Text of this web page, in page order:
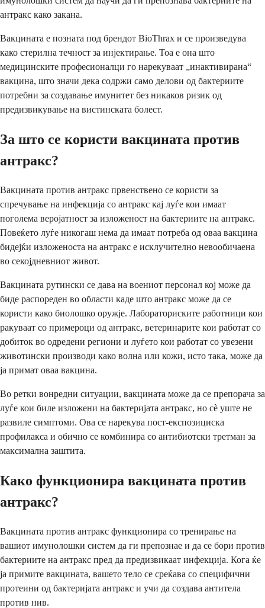
антракс како закана.
Вакцината е позната под брендот BioThrax и се произведува
како стерилна течност за инјектирање. Тоа е она што
медицинските професионалци го нарекуваат „инактивирана“
вакцина, што значи дека содржи само делови од бактериите
потребни за создавање имунитет без никаков ризик од
предизвикување на вистинската болест.
За што се користи вакцината против
антракс?
Вакцината против антракс првенствено се користи за
спречување на инфекција со антракс кај луѓе кои имаат
поголема веројатност за изложеност на бактериите на антракс.
Повеќето луѓе никогаш нема да имаат потреба од оваа вакцина
бидејќи изложеноста на антракс е исклучително невообичаена
во секојдневниот живот.
Вакцината рутински се дава на воениот персонал кој може да
биде распореден во области каде што антракс може да се
користи како биолошко оружје. Лабораториските работници кои
ракуваат со примероци од антракс, ветеринарите кои работат со
добиток во одредени региони и луѓето кои работат со увезени
животински производи како волна или кожи, исто така, може да
ја примат оваа вакцина.
Во ретки вонредни ситуации, вакцината може да се препорача за
луѓе кои биле изложени на бактеријата антракс, но сè уште не
развиле симптоми. Ова се нарекува пост-експозициска
профилакса и обично се комбинира со антибиотски третман за
максимална заштита.
Како функционира вакцината против
антракс?
Вакцината против антракс функционира со тренирање на
вашиот имунолошки систем да ги препознае и да се бори против
бактериите на антракс пред да предизвикаат инфекција. Кога ќе
ја примите вакцината, вашето тело се среќава со специфични
протеини од бактеријата антракс и учи да создава антитела
против нив.